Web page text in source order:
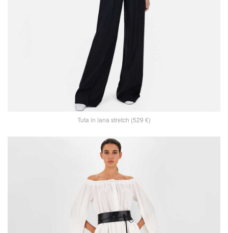
Tuta in lana stretch (529 €)